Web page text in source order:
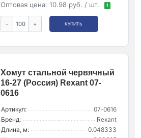
Оптовая цена: 10.98 руб. / шт. !
- + КУПИТЬ
Хомут стальной червячный
16-27 (Россия) Rexant 07-
0616
Артикул:
07-0616
Бренд:
Rexant
Длина, м:
0.048333